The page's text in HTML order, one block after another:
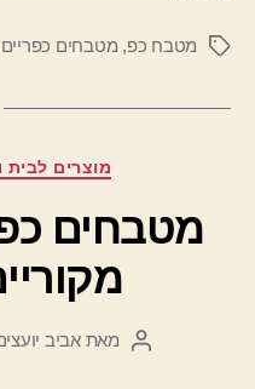
תגיותמטבח כפ, מטבחים כפריים
מוצרים לבית
מטבחים
המחבר
מאתאביב